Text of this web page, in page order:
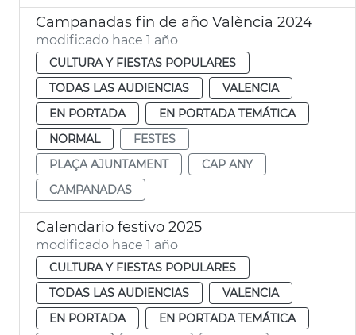
Campanadas fin de año València 2024
modificado hace 1 año
CULTURA Y FIESTAS POPULARES
TODAS LAS AUDIENCIAS
VALENCIA
EN PORTADA
EN PORTADA TEMÁTICA
NORMAL
FESTES
PLAÇA AJUNTAMENT
CAP ANY
CAMPANADAS
Calendario festivo 2025
modificado hace 1 año
CULTURA Y FIESTAS POPULARES
TODAS LAS AUDIENCIAS
VALENCIA
EN PORTADA
EN PORTADA TEMÁTICA